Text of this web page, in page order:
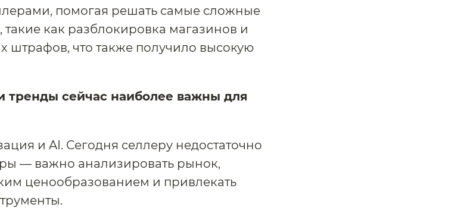
помогая решать самые сложные
как разблокировка магазинов и
штрафов, что также получило высокую
тренды сейчас наиболее важны для
и AI. Сегодня селлеру недостаточно
— важно анализировать рынок,
ценообразованием и привлекать